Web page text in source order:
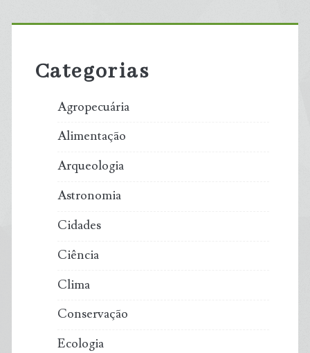
Primary
Sidebar
Categorias
Agropecuária
Alimentação
Arqueologia
Astronomia
Cidades
Ciência
Clima
Conservação
Ecologia